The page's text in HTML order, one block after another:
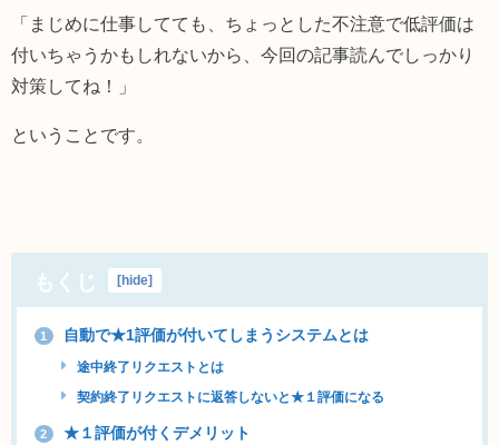
「まじめに仕事してても、ちょっとした不注意で低評価は
付いちゃうかもしれないから、今回の記事読んでしっかり
対策してね！」
ということです。
もくじ [hide]
1 自動で★1評価が付いてしまうシステムとは
途中終了リクエストとは
契約終了リクエストに返答しないと★１評価になる
2 ★１評価が付くデメリット